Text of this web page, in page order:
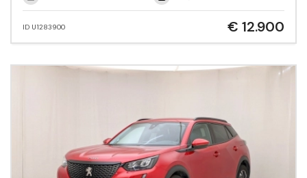
ID U1283900 € 12.900